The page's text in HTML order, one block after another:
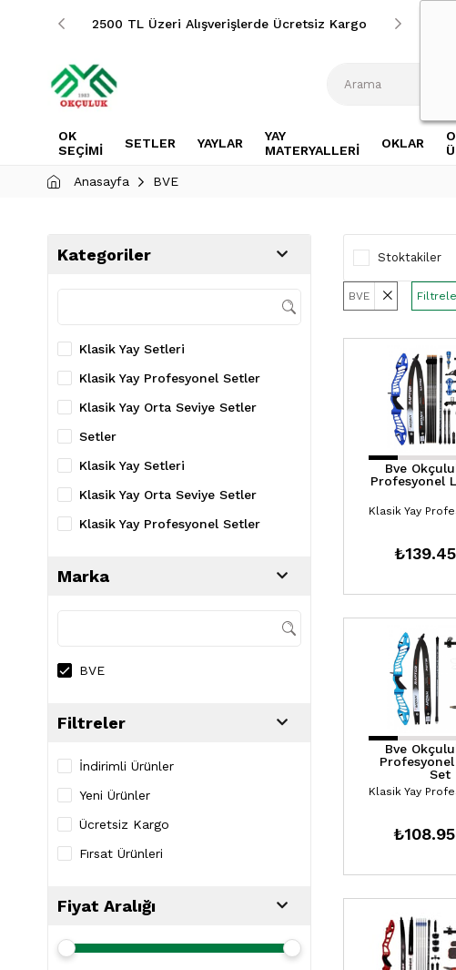
2500 TL Üzeri Alışverişlerde Ücretsiz Kargo 2500
OK
SEÇİMİ
SETLER YAYLAR
YAY
MATERYALLERİ
OKLAR
Anasayfa BVE
Kategoriler
Klasik Yay Setleri
Klasik Yay Profesyonel Setler
Klasik Yay Orta Seviye Setler
Setler
Klasik Yay Setleri
Klasik Yay Orta Seviye Setler
Klasik Yay Profesyonel Setler
Marka
BVE
Filtreler
İndirimli Ürünler
Yeni Ürünler
Ücretsiz Kargo
Fırsat Ürünleri
Fiyat Aralığı
BVE
Stoktakiler
Bve
Profesyonel
Bve
Set